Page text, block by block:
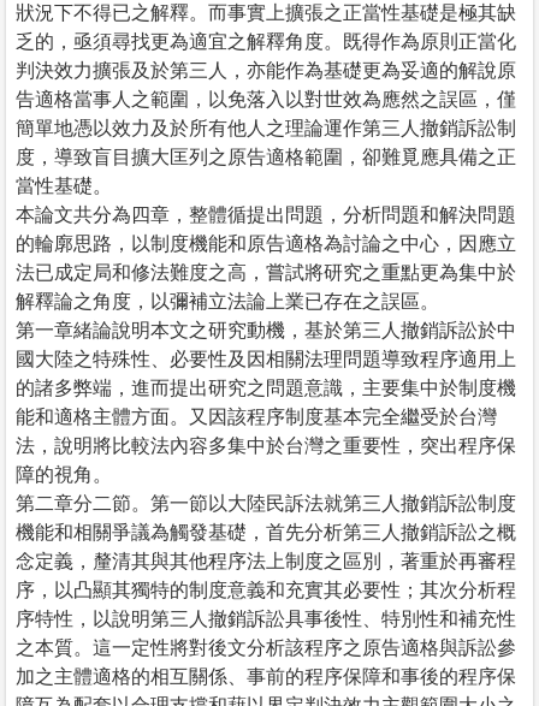
狀況下不得已之解釋。而事實上擴張之正當性基礎是極其缺
乏的，亟須尋找更為適宜之解釋角度。既得作為原則正當化
判決效力擴張及於第三人，亦能作為基礎更為妥適的解說原
告適格當事人之範圍，以免落入以對世效為應然之誤區，僅
簡單地憑以效力及於所有他人之理論運作第三人撤銷訴訟制
度，導致盲目擴大匡列之原告適格範圍，卻難覓應具備之正
當性基礎。
本論文共分為四章，整體循提出問題，分析問題和解決問題
的輪廓思路，以制度機能和原告適格為討論之中心，因應立
法已成定局和修法難度之高，嘗試將研究之重點更為集中於
解釋論之角度，以彌補立法論上業已存在之誤區。
第一章緒論說明本文之研究動機，基於第三人撤銷訴訟於中
國大陸之特殊性、必要性及因相關法理問題導致程序適用上
的諸多弊端，進而提出研究之問題意識，主要集中於制度機
能和適格主體方面。又因該程序制度基本完全繼受於台灣
法，說明將比較法內容多集中於台灣之重要性，突出程序保
障的視角。
第二章分二節。第一節以大陸民訴法就第三人撤銷訴訟制度
機能和相關爭議為觸發基礎，首先分析第三人撤銷訴訟之概
念定義，釐清其與其他程序法上制度之區別，著重於再審程
序，以凸顯其獨特的制度意義和充實其必要性；其次分析程
序特性，以說明第三人撤銷訴訟具事後性、特別性和補充性
之本質。這一定性將對後文分析該程序之原告適格與訴訟參
加之主體適格的相互關係、事前的程序保障和事後的程序保